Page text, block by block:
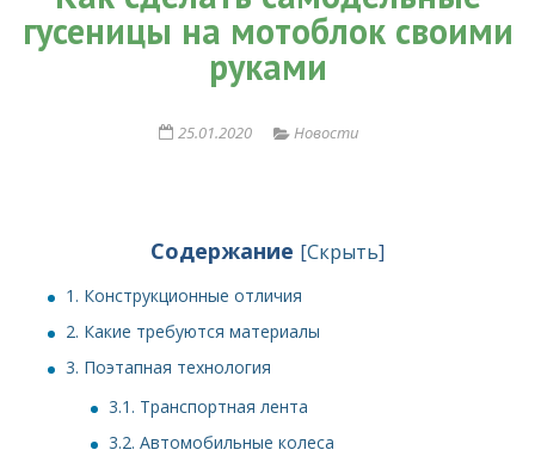
гусеницы на мотоблок своими
руками
25.01.2020 Новости
Содержание [Скрыть]
1. Конструкционные отличия
2. Какие требуются материалы
3. Поэтапная технология
3.1. Транспортная лента
3.2. Автомобильные колеса